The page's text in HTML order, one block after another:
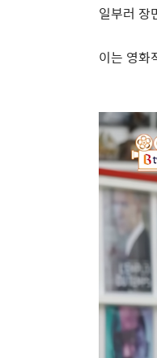
일부러 장
이는 영화